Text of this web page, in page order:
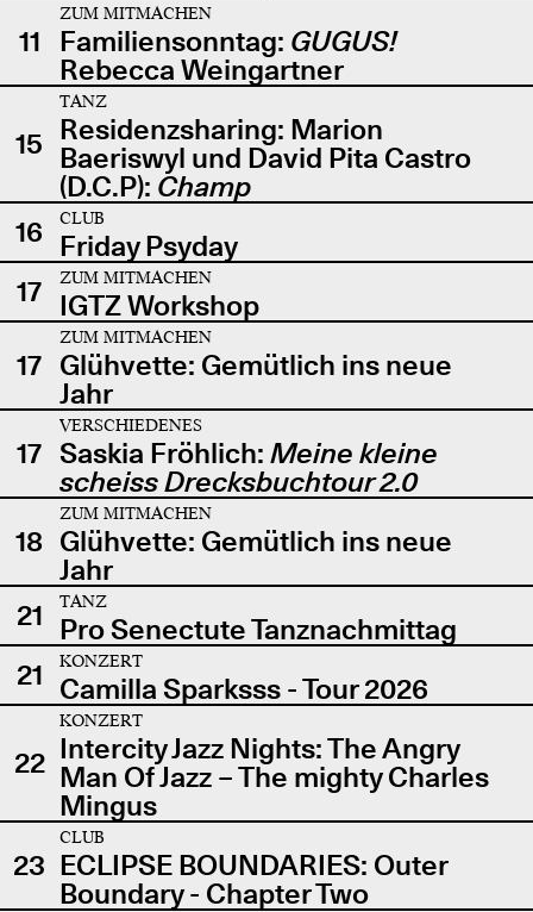
11
ZUM MITMACHEN
Familiensonntag: GUGUS!
Rebecca Weingartner
15
TANZ
Residenzsharing: Marion
Baeriswyl und David Pita Castro
(D.C.P): Champ
16
CLUB
Friday Psyday
17
ZUM MITMACHEN
IGTZ Workshop
17
ZUM MITMACHEN
Glühvette: Gemütlich ins neue
Jahr
17
VERSCHIEDENES
Saskia Fröhlich: Meine kleine
scheiss Drecksbuchtour 2.0
18
ZUM MITMACHEN
Glühvette: Gemütlich ins neue
Jahr
21
TANZ
Pro Senectute Tanznachmittag
21
KONZERT
Camilla Sparksss - Tour 2026
22
KONZERT
Intercity Jazz Nights: The Angry
Man Of Jazz – The mighty Charles
Mingus
23
CLUB
ECLIPSE BOUNDARIES: Outer
Boundary - Chapter Two